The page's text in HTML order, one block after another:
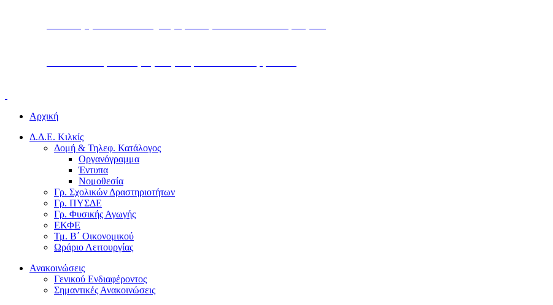
Αρχική
Δ.Δ.Ε. Κιλκίς
Δομή & Τηλεφ. Κατάλογος
Οργανόγραμμα
Έντυπα
Νομοθεσία
Γρ. Σχολικών Δραστηριοτήτων
Γρ. ΠΥΣΔΕ
Γρ. Φυσικής Αγωγής
ΕΚΦΕ
Τμ. Β΄ Οικονομικού
Ωράριο Λειτουργίας
Ανακοινώσεις
Γενικού Ενδιαφέροντος
Σημαντικές Ανακοινώσεις